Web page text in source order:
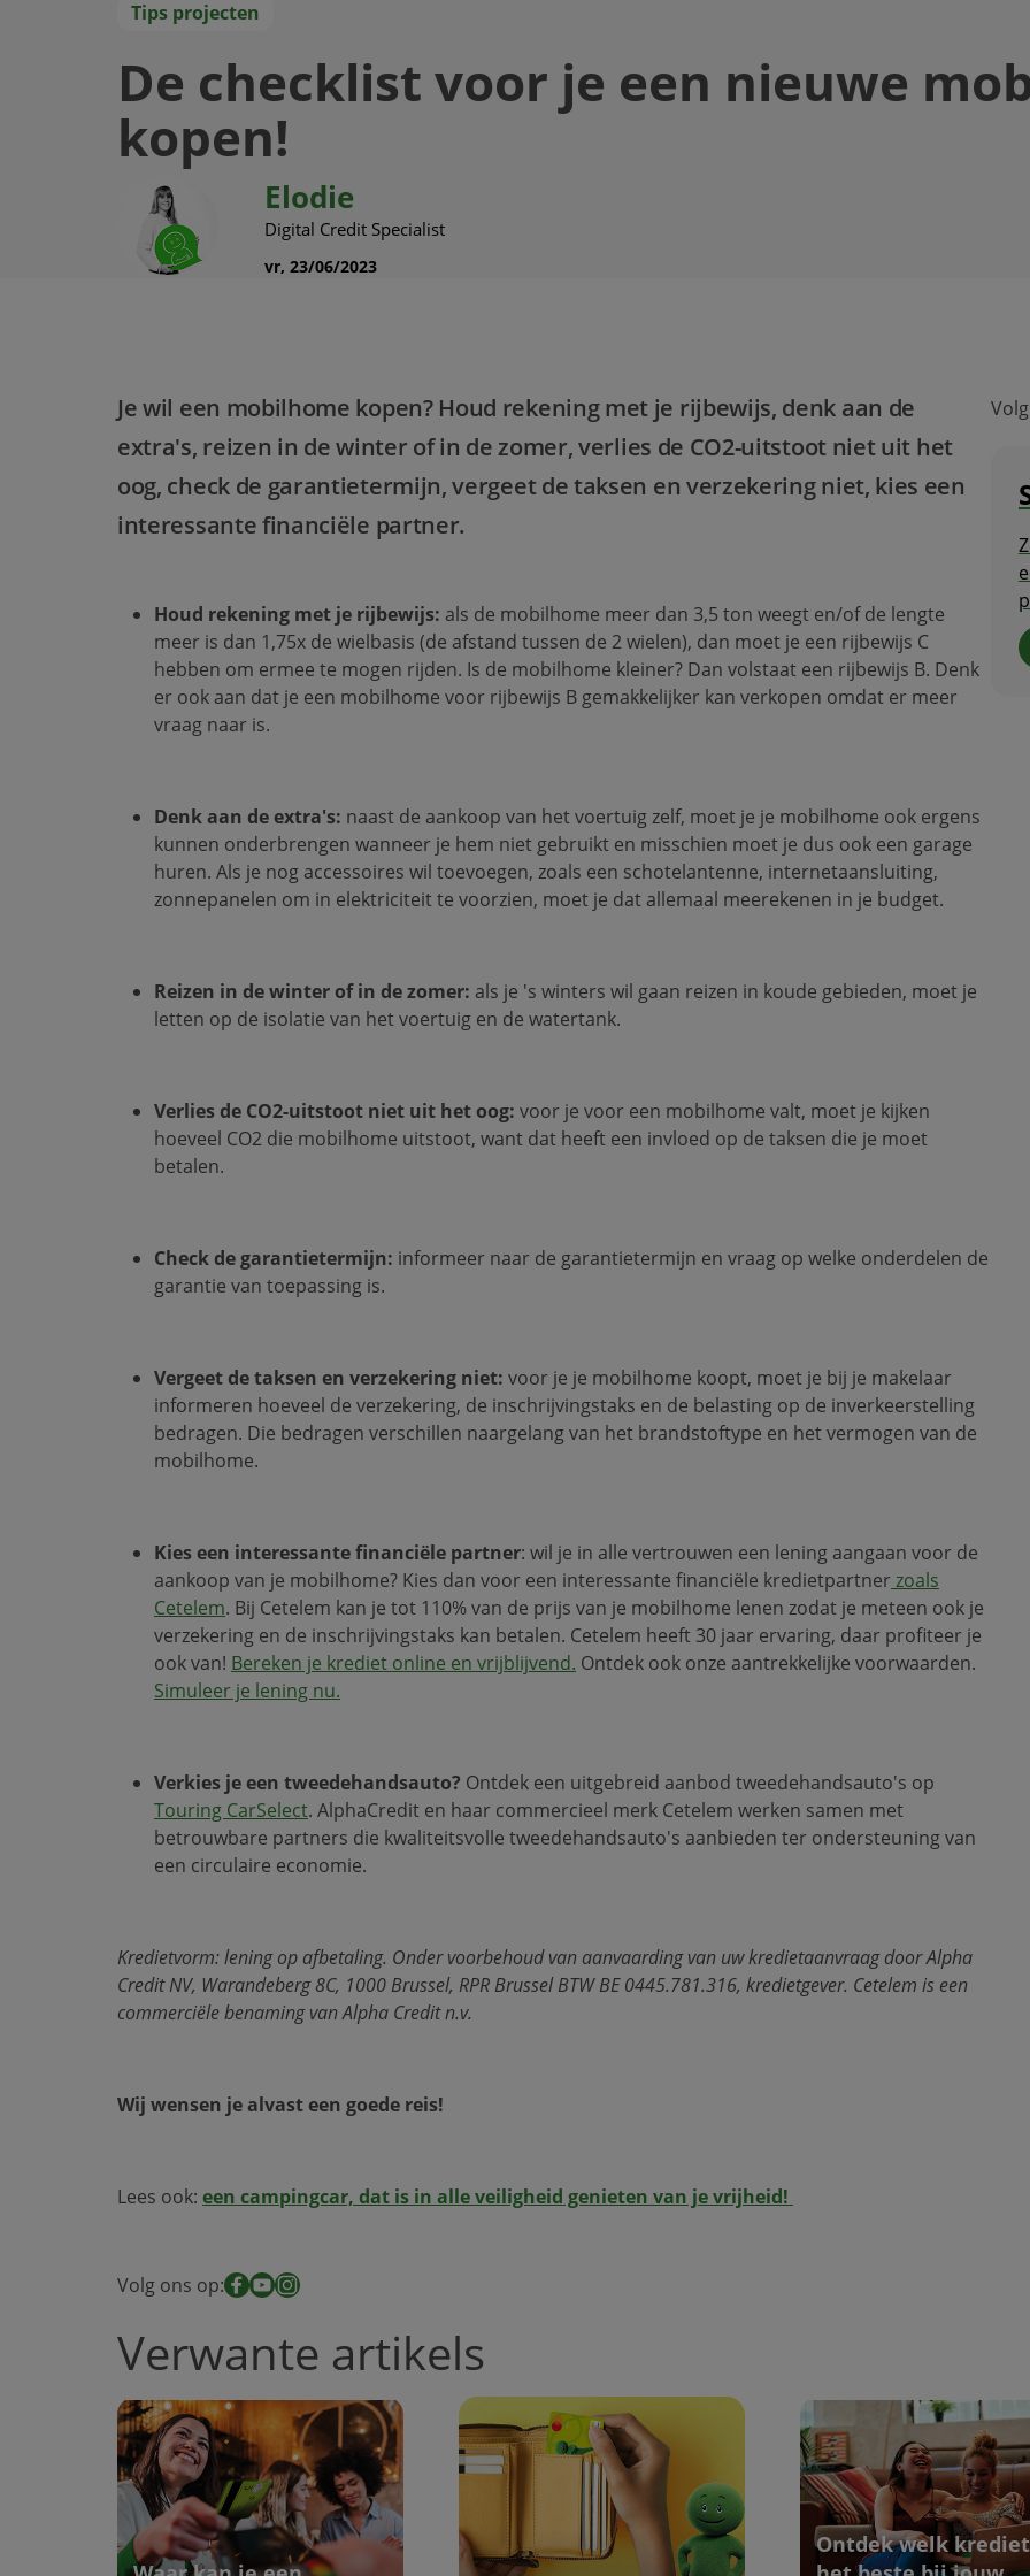
Tips projecten
De checklist voor je een nieuwe
kopen!
Elodie
Digital Credit Specialist
vr, 23/06/2023
Je wil een mobilhome kopen? Houd rekening met je rijbewijs, denk aan de
extra's, reizen in de winter of in de zomer, verlies de CO2-uitstoot niet uit het
oog, check de garantietermijn, vergeet de taksen en verzekering niet, kies een
interessante financiële partner.
Houd rekening met je rijbewijs: als de mobilhome meer dan 3,5 ton weegt en/of de lengte
meer is dan 1,75x de wielbasis (de afstand tussen de 2 wielen), dan moet je een rijbewijs C
hebben om ermee te mogen rijden. Is de mobilhome kleiner? Dan volstaat een rijbewijs B. Denk
er ook aan dat je een mobilhome voor rijbewijs B gemakkelijker kan verkopen omdat er meer
vraag naar is.
Denk aan de extra's: naast de aankoop van het voertuig zelf, moet je je mobilhome ook ergens
kunnen onderbrengen wanneer je hem niet gebruikt en misschien moet je dus ook een garage
huren. Als je nog accessoires wil toevoegen, zoals een schotelantenne, internetaansluiting,
zonnepanelen om in elektriciteit te voorzien, moet je dat allemaal meerekenen in je budget.
Reizen in de winter of in de zomer: als je 's winters wil gaan reizen in koude gebieden, moet je
letten op de isolatie van het voertuig en de watertank.
Verlies de CO2-uitstoot niet uit het oog: voor je voor een mobilhome valt, moet je kijken
hoeveel CO2 die mobilhome uitstoot, want dat heeft een invloed op de taksen die je moet
betalen.
Check de garantietermijn: informeer naar de garantietermijn en vraag op welke onderdelen de
garantie van toepassing is.
Vergeet de taksen en verzekering niet: voor je je mobilhome koopt, moet je bij je makelaar
informeren hoeveel de verzekering, de inschrijvingstaks en de belasting op de inverkeerstelling
bedragen. Die bedragen verschillen naargelang van het brandstoftype en het vermogen van de
mobilhome.
Kies een interessante financiële partner: wil je in alle vertrouwen een lening aangaan voor de
aankoop van je mobilhome? Kies dan voor een interessante financiële kredietpartner zoals
Cetelem. Bij Cetelem kan je tot 110% van de prijs van je mobilhome lenen zodat je meteen ook je
verzekering en de inschrijvingstaks kan betalen. Cetelem heeft 30 jaar ervaring, daar profiteer je
ook van! Bereken je krediet online en vrijblijvend. Ontdek ook onze aantrekkelijke voorwaarden.
Simuleer je lening nu.
Verkies je een tweedehandsauto? Ontdek een uitgebreid aanbod tweedehandsauto's op
Touring CarSelect. AlphaCredit en haar commercieel merk Cetelem werken samen met
betrouwbare partners die kwaliteitsvolle tweedehandsauto's aanbieden ter ondersteuning van
een circulaire economie.
Kredietvorm: lening op afbetaling. Onder voorbehoud van aanvaarding van uw kredietaanvraag door Alpha
Credit NV, Warandeberg 8C, 1000 Brussel, RPR Brussel BTW BE 0445.781.316, kredietgever. Cetelem is een
commerciële benaming van Alpha Credit n.v.
Wij wensen je alvast een goede reis!
Lees ook: een campingcar, dat is in alle veiligheid genieten van je vrijheid!
Volg ons op:Facebook
YouTube
Instagram
Verwante artikels
Ontdek welk krediet